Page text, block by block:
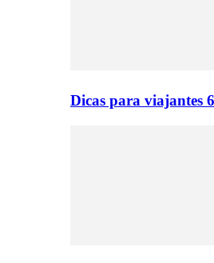
Dicas para viajantes